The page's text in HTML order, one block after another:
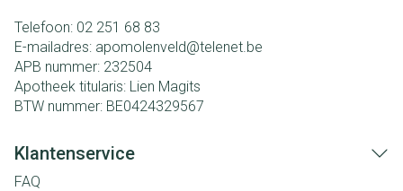
Telefoon: 02 251 68 83
E-mailadres: apomolenveld@telenet.be
APB nummer: 232504
Apotheek titularis: Lien Magits
BTW nummer: BE0424329567
Klantenservice
FAQ